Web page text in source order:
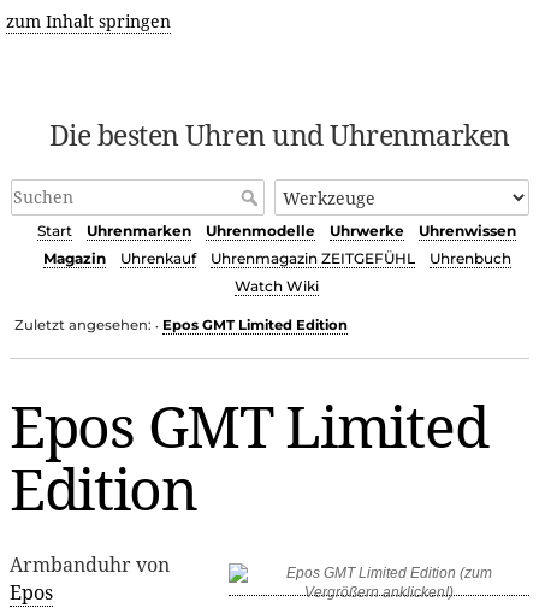
zum Inhalt springen
Die besten Uhren und Uhrenmarken
Start Uhrenmarken Uhrenmodelle Uhrwerke
Uhrenwissen
Magazin
Uhrenkauf Uhrenmagazin ZEITGEFÜHL
Uhrenbuch
Watch Wiki
Zuletzt angesehen: • Epos GMT Limited Edition
Epos GMT Limited
Edition
Armbanduhr von
Epos